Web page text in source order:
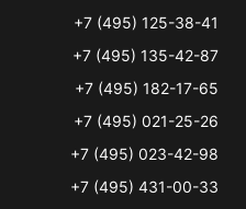
+7 (495) 125-38-41
+7 (495) 135-42-87
+7 (495) 182-17-65
+7 (495) 021-25-26
+7 (495) 023-42-98
+7 (495) 431-00-33